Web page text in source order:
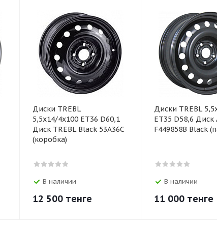
Диски TREBL
5,5х14/4х100 ЕТ36 D60,1
Диск TREBL Black 53A36C
(коробка)
В наличии
12 500 тенге
Диски TREBL
ЕТ35 D58,6
F449858B Black
В наличии
11 000 тенге